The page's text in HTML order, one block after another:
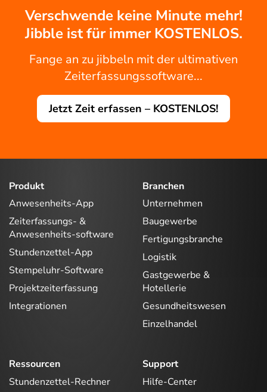
Verschwende keine Minute mehr!
Jibble ist für immer KOSTENLOS.
Fange an zu jibbeln mit der ultimativen
Zeiterfassungssoftware...
Jetzt Zeit erfassen – KOSTENLOS!
Produkt
Anwesenheits-App
Zeiterfassungs- &
Anwesenheits-software
Stundenzettel-App
Stempeluhr-Software
Projektzeiterfassung
Integrationen
Branchen
Unternehmen
Baugewerbe
Fertigungsbranche
Logistik
Gastgewerbe &
Hotellerie
Gesundheitswesen
Einzelhandel
Ressourcen
Stundenzettel-Rechner
Support
Hilfe-Center